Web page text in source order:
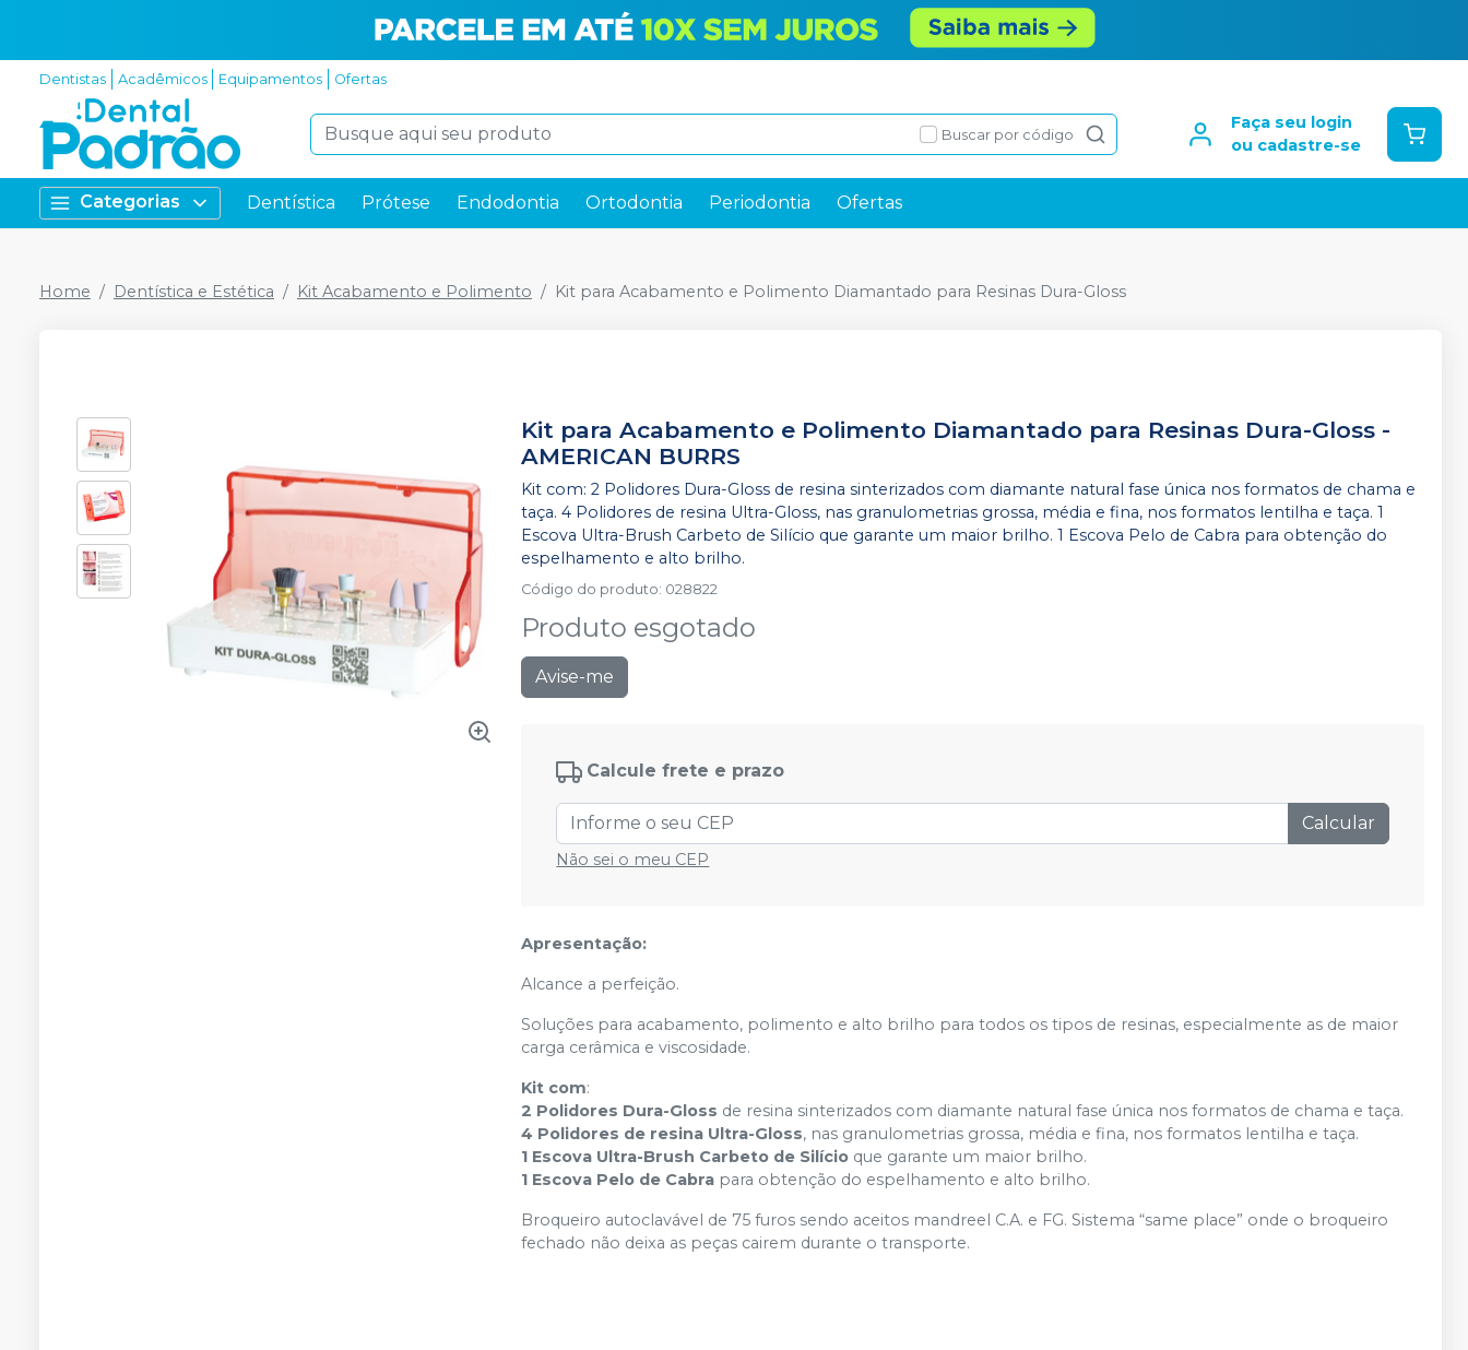
Dentistas Acadêmicos Equipamentos Ofertas
Buscar por código
Faça seu login
ou cadastre-se
Categorias Dentística Prótese Endodontia Ortodontia Periodontia Ofertas
Home Dentística e Estética Kit Acabamento e Polimento Kit para Acabamento e Polimento Diamantado para Resinas Dura-Gloss
Kit para Acabamento e Polimento Diamantado para Resinas Dura-Gloss -
AMERICAN BURRS
Kit com: 2 Polidores Dura-Gloss de resina sinterizados com diamante natural fase única nos formatos de chama e
taça. 4 Polidores de resina Ultra-Gloss, nas granulometrias grossa, média e fina, nos formatos lentilha e taça. 1
Escova Ultra-Brush Carbeto de Silício que garante um maior brilho. 1 Escova Pelo de Cabra para obtenção do
espelhamento e alto brilho.
Código do produto: 028822
Produto esgotado
Avise-me
Calcule frete e prazo
Calcular
Não sei o meu CEP
Apresentação:
Alcance a perfeição.
Soluções para acabamento, polimento e alto brilho para todos os tipos de resinas, especialmente as de maior
carga cerâmica e viscosidade.
Kit com:
2 Polidores Dura-Gloss de resina sinterizados com diamante natural fase única nos formatos de chama e taça.
4 Polidores de resina Ultra-Gloss, nas granulometrias grossa, média e fina, nos formatos lentilha e taça.
1 Escova Ultra-Brush Carbeto de Silício que garante um maior brilho.
1 Escova Pelo de Cabra para obtenção do espelhamento e alto brilho.
Broqueiro autoclavável de 75 furos sendo aceitos mandreel C.A. e FG. Sistema “same place” onde o broqueiro
fechado não deixa as peças cairem durante o transporte.